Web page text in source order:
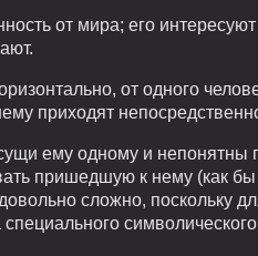
от мира; его
от одного
приходят
ему одному и непонятны
пришедшую к нему (как бы
сложно, поскольку